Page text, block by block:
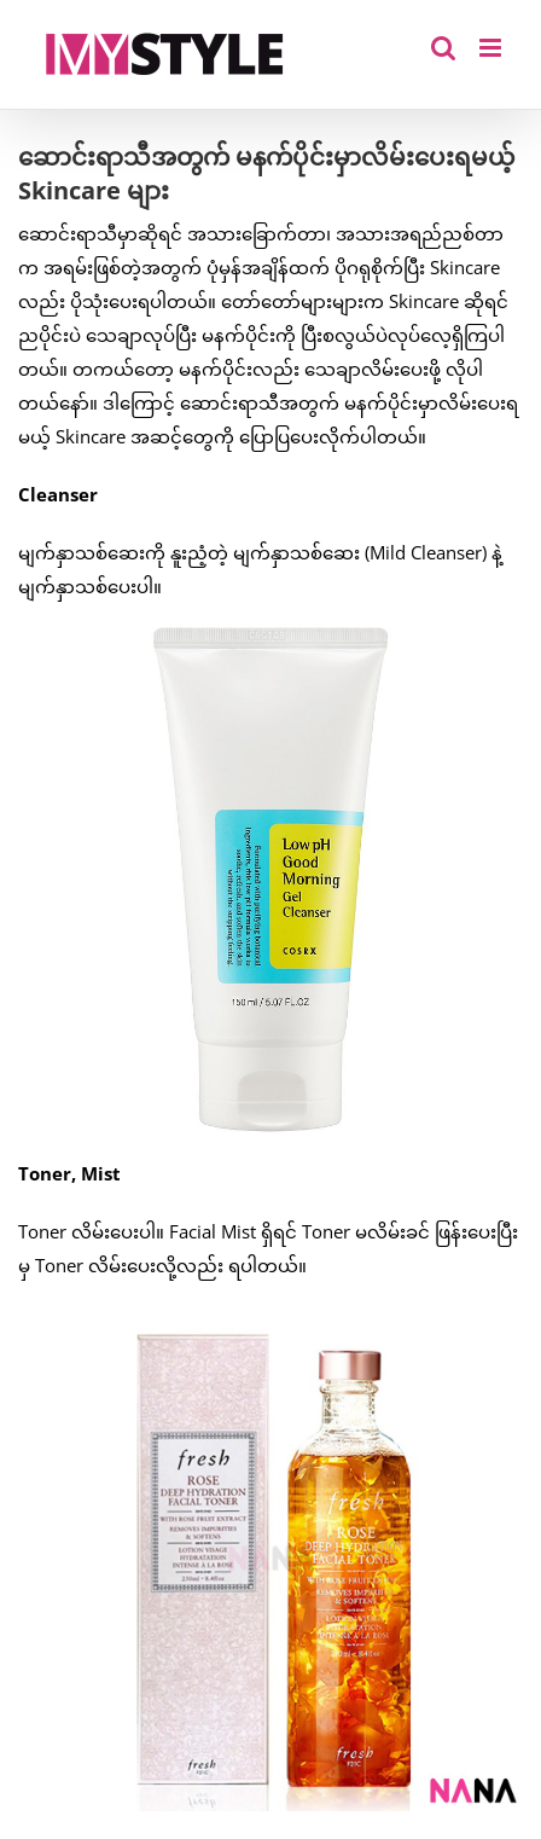
ဆောင်းရာသီအတွက် မနက်ပိုင်းမှာလိမ်းပေးရမယ့်
Skincare များ
ဆောင်းရာသီမှာဆိုရင် အသားခြောက်တာ၊ အသားအရည်ညစ်တာ
က အရမ်းဖြစ်တဲ့အတွက် ပုံမှန်အချိန်ထက် ပိုဂရုစိုက်ပြီး Skincare
လည်း ပိုသုံးပေးရပါတယ်။ တော်တော်များများက Skincare ဆိုရင်
ညပိုင်းပဲ သေချာလုပ်ပြီး မနက်ပိုင်းကို ပြီးစလွယ်ပဲလုပ်လေ့ရှိကြပါ
တယ်။ တကယ်တော့ မနက်ပိုင်းလည်း သေချာလိမ်းပေးဖို့ လိုပါ
တယ်နော်။ ဒါကြောင့် ဆောင်းရာသီအတွက် မနက်ပိုင်းမှာလိမ်းပေးရ
မယ့် Skincare အဆင့်တွေကို ပြောပြပေးလိုက်ပါတယ်။
Cleanser
မျက်နှာသစ်ဆေးကို နူးညံ့တဲ့ မျက်နှာသစ်ဆေး (Mild Cleanser) နဲ့
မျက်နှာသစ်ပေးပါ။
Toner, Mist
Toner လိမ်းပေးပါ။ Facial Mist ရှိရင် Toner မလိမ်းခင် ဖြန်းပေးပြီး
မှ Toner လိမ်းပေးလို့လည်း ရပါတယ်။